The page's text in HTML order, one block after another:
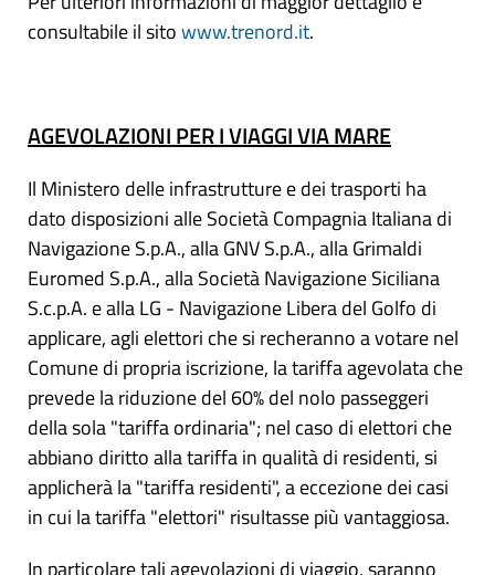
consultabile il sitowww.trenord.it.
AGEVOLAZIONI PER I VIAGGI VIA MARE
Il Ministero delle infrastrutture e dei trasporti ha
dato disposizioni alle Società Compagnia Italiana di
Navigazione S.p.A., alla GNV S.p.A., alla Grimaldi
Euromed S.p.A., alla Società Navigazione Siciliana
S.c.p.A. e alla LG - Navigazione Libera del Golfo di
applicare, agli elettori che si recheranno a votare nel
Comune di propria iscrizione, la tariffa agevolata che
prevede la riduzione del 60% del nolo passeggeri
della sola "tariffa ordinaria"; nel caso di elettori che
abbiano diritto alla tariffa in qualità di residenti, si
applicherà la "tariffa residenti", a eccezione dei casi
in cui la tariffa "elettori" risultasse più vantaggiosa.
In particolare tali agevolazioni di viaggio, saranno